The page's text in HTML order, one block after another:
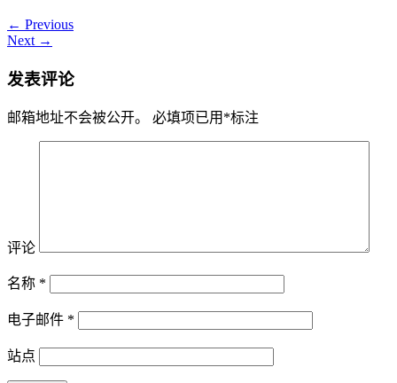
← Previous
Next →
发表评论
邮箱地址不会被公开。 必填项已用 *标注
评论
名称 *
电子邮件 *
站点